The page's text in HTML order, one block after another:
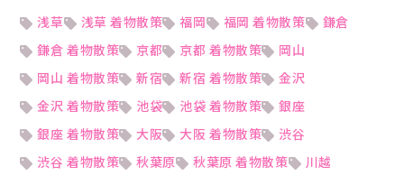
浅草 浅草 着物散策 福岡 福岡 着物散策
鎌倉
鎌倉 着物散策
京都 京都 着物散策
岡山
岡山 着物散策
新宿 新宿 着物散策
金沢
金沢 着物散策
池袋 池袋 着物散策
銀座
銀座 着物散策
大阪 大阪 着物散策
渋谷
渋谷 着物散策
秋葉原 秋葉原 着物散策
川越